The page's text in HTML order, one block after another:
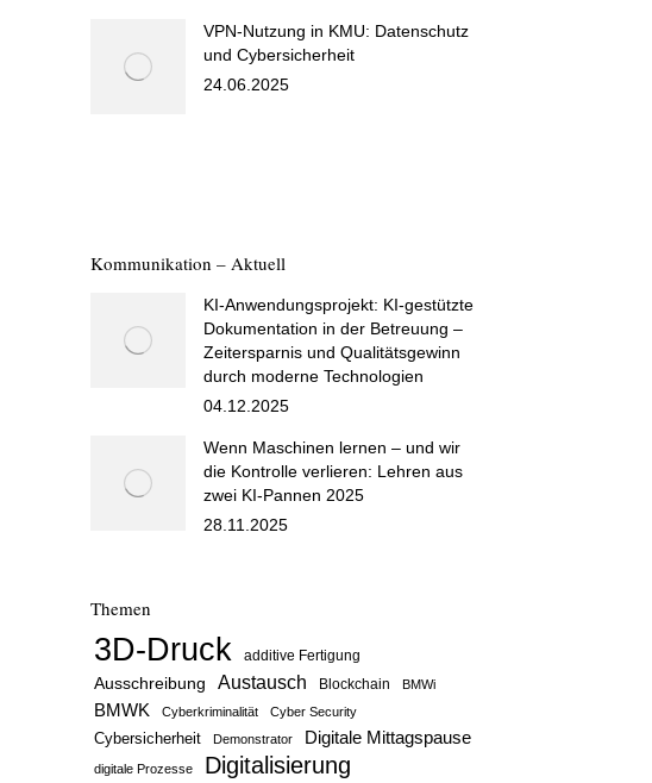
VPN-Nutzung in KMU: Datenschutz
und Cybersicherheit
24.06.2025
Kommunikation – Aktuell
KI-Anwendungsprojekt: KI-gestützte
Dokumentation in der Betreuung –
Zeitersparnis und Qualitätsgewinn
durch moderne Technologien
04.12.2025
Wenn Maschinen lernen – und wir
die Kontrolle verlieren: Lehren aus
zwei KI-Pannen 2025
28.11.2025
Themen
3D-Druck additive Fertigung
Ausschreibung Austausch Blockchain BMWi
BMWK Cyberkriminalität Cyber Security
Cybersicherheit Demonstrator Digitale Mittagspause
digitale Prozesse Digitalisierung